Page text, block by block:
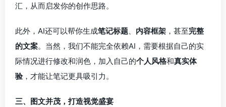
汇，从而启发你的创作思路。
此外，AI还可以帮你生成笔记标题 内容框架 ，甚至完整
的文案。当然，我们不能完全依赖AI，需要根据自己的实
际情况进行修改和润色，加入自己的个人风格和真实体
验，才能让笔记更具吸引力。
三、图文并茂，打造视觉盛宴